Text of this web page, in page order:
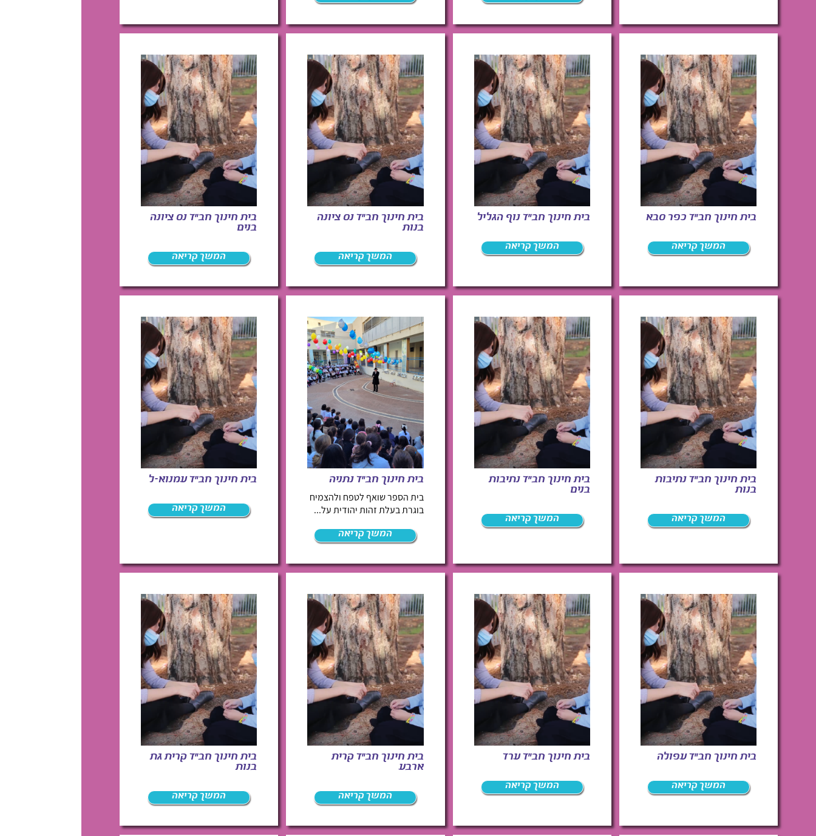
בית חינוך חב"ד כפר סבא
המשך קריאה
בית חינוך חב"ד נוף הגליל
המשך קריאה
בית חינוך חב"ד נס ציונה
בנות
המשך קריאה
בית חינוך חב"ד נס ציונה
בנים
המשך קריאה
בית חינוך חב"ד נתיבות
בנות
המשך קריאה
בית חינוך חב"ד נתיבות
בנים
המשך קריאה
בית חינוך חב"ד נתניה
בית הספר שואף לטפח ולהצמיח
בוגרת בעלת זהות יהודית על...
המשך קריאה
בית חינוך חב"ד עמנוא-ל
המשך קריאה
בית חינוך חב"ד עפולה
המשך קריאה
בית חינוך חב"ד ערד
המשך קריאה
בית חינוך חב"ד קרית
ארבע
המשך קריאה
בית חינוך חב"ד קרית גת
בנות
המשך קריאה